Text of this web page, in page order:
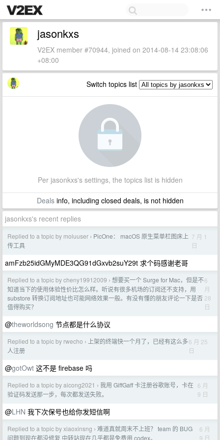
jasonkxs
V2EX member #70944, joined on 2014-08-14 23:08:06
+08:00
Switch topics list
Per jasonkxs's settings, the topics list is hidden
Dealsinfo, including closed deals, is not hidden
jasonkxs's recent replies
Replied to a topic by moluuser › PicOne： macOS 原生菜单栏图床上
传工具
7 月 1
日
amFzb25idGMyMDE3QG91dGxvb2suY29t 求个码感谢老哥
Replied to a topic by cheny19912009 › 想要买一个 Surge for Mac，但是不
知道当下的使用体验性价比怎么样。听说有很多机场的订阅还不支持，用
substore 转换订阅地址也可能网络效果一般。有没有懂的朋友评论一下是否
值得购买？
6
月
28
日
@theworldsong 节点都是什么协议
Replied to a topic by rwecho ›
上架的终端快一个月了，已经有这么多
人注册
6 月 25
日
@gotOwt 这不是 firebase 吗
Replied to a topic by aicong2021 › 我用 GiffGaff 卡注册谷歌账号，卡在
验证码发送那一步，每次都发送失败。
6 月
9 日
@LHN 我下次保号也给你发短信啊
Replied to a topic by xiaoxinsng › 难道真就周末不上班？ team 的 BUG
问题到现在都没修复 中转站现在几乎都是免费用 codex。
6 月
9 日